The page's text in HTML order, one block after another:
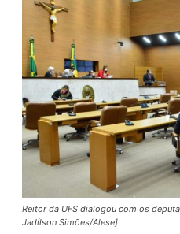
Reitor da UFS dialogou com os
Jadílson Simões/Alese]